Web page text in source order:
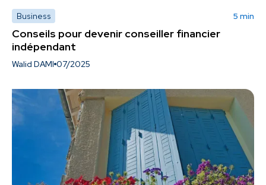
Business 5 min
Conseils pour devenir conseiller financier
indépendant
Walid DAMI 07/2025